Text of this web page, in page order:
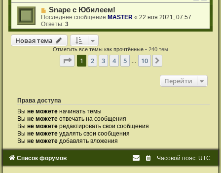
Snape с Юбилеем!
Последнее сообщение MASTER «22 ноя 2021, 07:57
Ответы:3
Новая тема
Новаятема
Отметить все темы как прочтённые • 240 тем
Страница из 10
1 2 3 4 5 10
Перейти
Права доступа
Выне можете начинать темы
Выне можете отвечать на сообщения
Выне можете редактировать свои сообщения
Выне можете удалять свои сообщения
Выне можете добавлять вложения
Список форумов Часовой пояс: UTC